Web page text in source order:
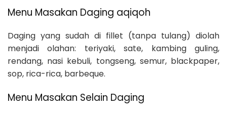
Menu Masakan Daging aqiqoh
Daging yang sudah di fillet (tanpa tulang) diolah
menjadi olahan: teriyaki, sate, kambing guling,
rendang, nasi kebuli, tongseng, semur, blackpaper,
sop, rica-rica, barbeque.
Menu Masakan Selain Daging